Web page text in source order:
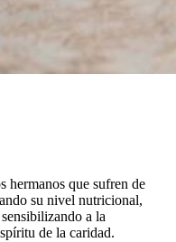
hermanos que sufren de
su nivel nutricional,
a la
de la caridad.